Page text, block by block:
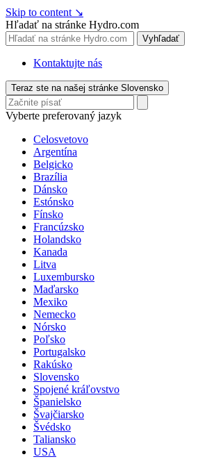
Skip to content ↘
Hľadať na stránke Hydro.com
Vyhľadať
Kontaktujte nás
Teraz ste na našej stránke Slovensko
Vyberte preferovaný jazyk
Celosvetovo
Argentína
Belgicko
Brazília
Dánsko
Estónsko
Fínsko
Francúzsko
Holandsko
Kanada
Litva
Luxembursko
Maďarsko
Mexiko
Nemecko
Nórsko
Poľsko
Portugalsko
Rakúsko
Slovensko
Spojené kráľovstvo
Španielsko
Švajčiarsko
Švédsko
Taliansko
USA